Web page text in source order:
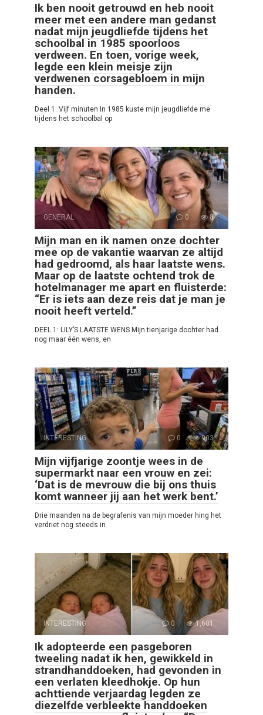
Ik ben nooit getrouwd en heb nooit
meer met een andere man gedanst
nadat mijn jeugdliefde tijdens het
schoolbal in 1985 spoorloos
verdween. En toen, vorige week,
legde een klein meisje zijn
verdwenen corsagebloem in mijn
handen.
Deel 1: Vijf minuten In 1985 kuste mijn jeugdliefde me
tijdens het schoolbal op
GENERAL 0 8
Mijn man en ik namen onze dochter
mee op de vakantie waarvan ze altijd
had gedroomd, als haar laatste wens.
Maar op de laatste ochtend trok de
hotelmanager me apart en fluisterde:
“Er is iets aan deze reis dat je man je
nooit heeft verteld.”
DEEL 1: LILY’S LAATSTE WENS Mijn tienjarige dochter had
nog maar één wens, en
INTERESTING 0 903
Mijn vijfjarige zoontje wees in de
supermarkt naar een vrouw en zei:
‘Dat is de mevrouw die bij ons thuis
komt wanneer jij aan het werk bent.’
Drie maanden na de begrafenis van mijn moeder hing het
verdriet nog steeds in
INTERESTING 0 1,601
Ik adopteerde een pasgeboren
tweeling nadat ik hen, gewikkeld in
strandhanddoeken, had gevonden in
een verlaten kleedhokje. Op hun
achttiende verjaardag legden ze
diezelfde verbleekte handdoeken